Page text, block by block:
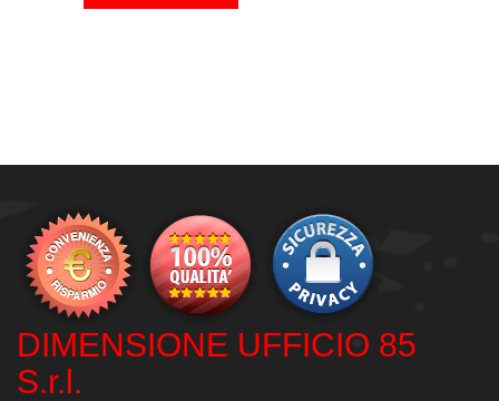
DIMENSIONE UFFICIO 85
S.r.l.